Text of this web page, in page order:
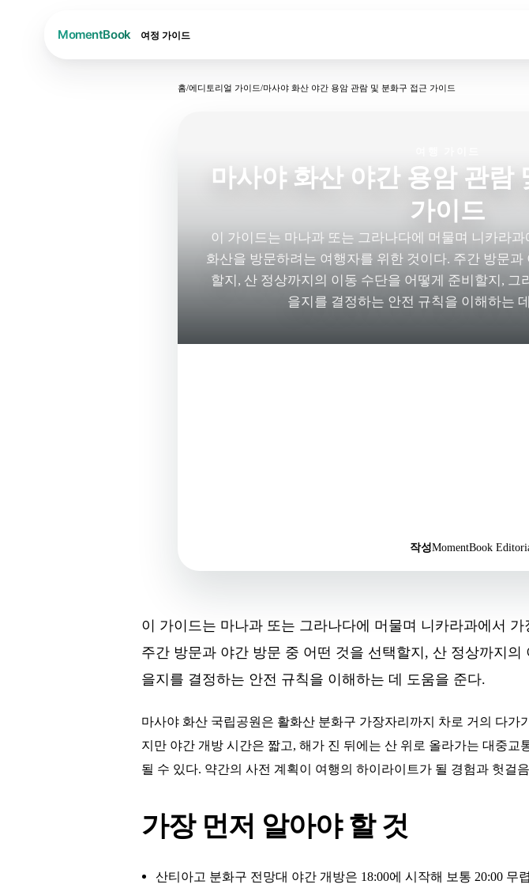
여정 가이드
홈/에디토리얼 가이드/마사야 화산 야간 용암 관람 및 분화구 접근 가이드
마사야 화산 야간 용암 관람
가이드
이 가이드는 마나과 또는 그라나다에 머물며 니카라
화산을 방문하려는 여행자를 위한 것이다. 주간 방문과
할지, 산 정상까지의 이동 수단을 어떻게 준비할지, 그
을지를 결정하는 안전 규칙을 이해하는
작성MomentBook
이 가이드는 마나과 또는 그라나다에 머물며 니카라과에서
주간 방문과 야간 방문 중 어떤 것을 선택할지, 산 정상까지
을지를 결정하는 안전 규칙을 이해하는 데 도움을 준다.
마사야 화산 국립공원은 활화산 분화구 가장자리까지 차로 거의 다
지만 야간 개방 시간은 짧고, 해가 진 뒤에는 산 위로 올라가는 대중
될 수 있다. 약간의 사전 계획이 여행의 하이라이트가 될 경험과 헛걸
가장 먼저 알아야 할 것
산티아고 분화구 전망대 야간 개방은 18:00에 시작해 보통 20:00